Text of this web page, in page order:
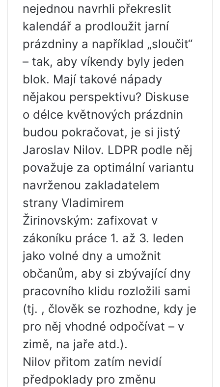
nejednou navrhli překreslit
kalendář a prodloužit jarní
prázdniny a například „sloučit“
– tak, aby víkendy byly jeden
blok. Mají takové nápady
nějakou perspektivu? Diskuse
o délce květnových prázdnin
budou pokračovat, je si jistý
Jaroslav Nilov. LDPR podle něj
považuje za optimální variantu
navrženou zakladatelem
strany Vladimirem
Žirinovským: zafixovat v
zákoníku práce 1. až 3. leden
jako volné dny a umožnit
občanům, aby si zbývající dny
pracovního klidu rozložili sami
(tj. , člověk se rozhodne, kdy je
pro něj vhodné odpočívat – v
zimě, na jaře atd.).
Nilov přitom zatím nevidí
předpoklady pro změnu